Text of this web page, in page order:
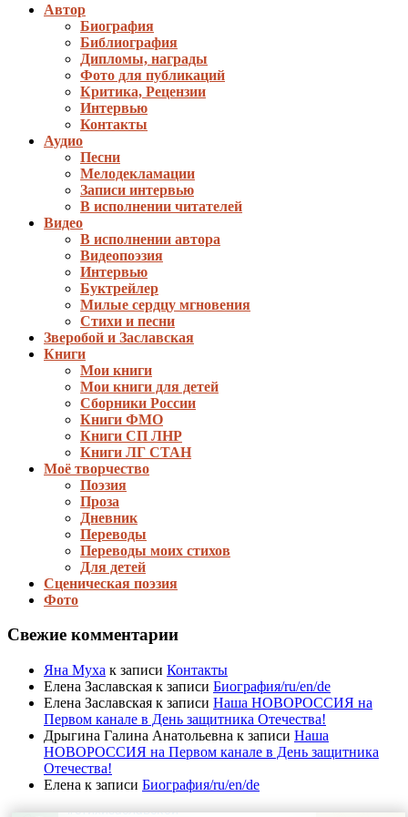
Автор
Биография
Библиография
Дипломы, награды
Фото для публикаций
Критика, Рецензии
Интервью
Контакты
Аудио
Песни
Мелодекламации
Записи интервью
В исполнении читателей
Видео
В исполнении автора
Видеопоэзия
Интервью
Буктрейлер
Милые сердцу мгновения
Стихи и песни
Зверобой и Заславская
Книги
Мои книги
Мои книги для детей
Сборники России
Книги ФМО
Книги СП ЛНР
Книги ЛГ СТАН
Моё творчество
Поэзия
Проза
Дневник
Переводы
Переводы моих стихов
Для детей
Сценическая поэзия
Фото
Свежие комментарии
Яна Муха к записи Контакты
Елена Заславская к записи Биография/ru/en/de
Елена Заславская к записи Наша НОВОРОССИЯ на
Первом канале в День защитника Отечества!
Дрыгина Галина Анатольевна к записи Наша
НОВОРОССИЯ на Первом канале в День защитника
Отечества!
Елена к записи Биография/ru/en/de